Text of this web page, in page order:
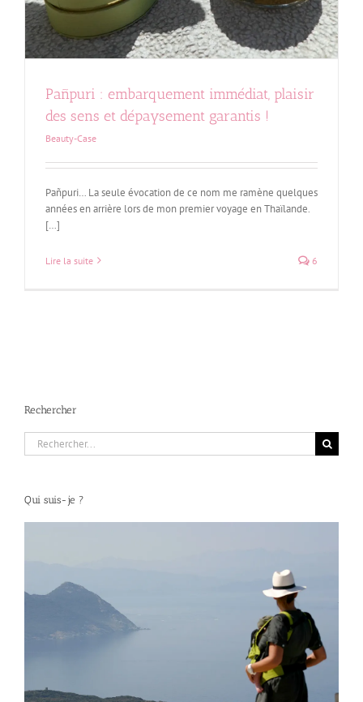
Pañpuri : embarquement immédiat, plaisir
des sens et dépaysement garantis !
Beauty-Case
Pañpuri… La seule évocation de ce nom me ramène quelques
années en arrière lors de mon premier voyage en Thaïlande.
[…]
Lire la suite 6
Rechercher
Rechercher:
Qui suis-je ?